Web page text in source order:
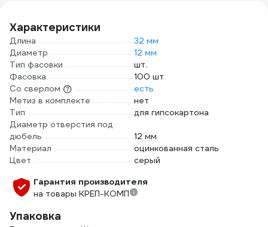
Характеристики
Длина
32 мм
Диаметр
12 мм
Тип фасовки
шт.
Фасовка
100 шт
Со сверлом
есть
Метиз в комплекте
нет
Тип
для гипсокартона
Диаметр отверстия под
дюбель
12 мм
Материал
оцинкованная сталь
Цвет
серый
Гарантия производителя
на товары КРЕП-КОМП
Упаковка